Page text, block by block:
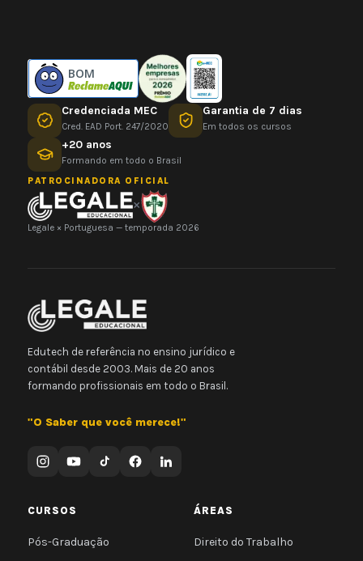
BOM
Credenciada MEC
Cred. EAD Port. 247/2020
Garantia de 7 dias
Em todos os cursos
+20 anos
Formando em todo o Brasil
PATROCINADORA OFICIAL
×
Legale × Portuguesa — temporada 2026
Edutech de referência no ensino jurídico e
contábil desde 2003. Mais de 20 anos
formando profissionais em todo o Brasil.
"O Saber que você merece!"
CURSOS
Pós-Graduação
ÁREAS
Direito do Trabalho